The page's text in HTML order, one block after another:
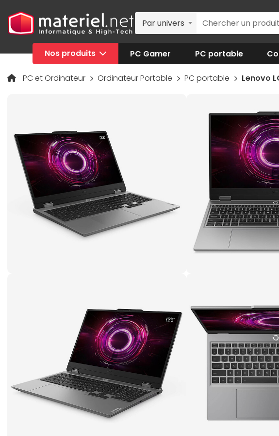
Par univers
Nos produits PC Gamer PC portable
PC et Ordinateur Ordinateur Portable PC portable Lenovo